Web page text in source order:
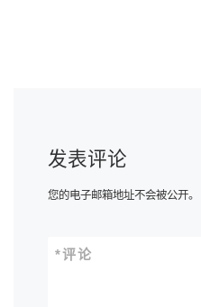
发表评论
您的电子邮箱地址不会被公开。
评论
*